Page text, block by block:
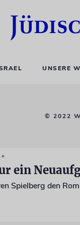
UNSERE
© 2022
ein